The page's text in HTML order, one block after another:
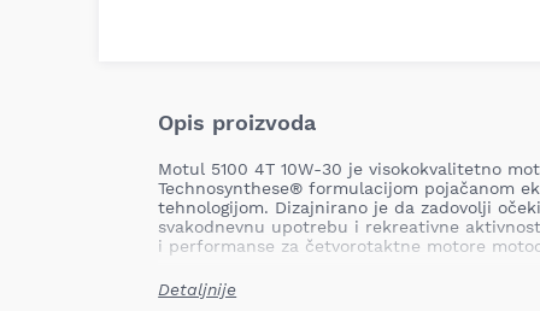
Opis proizvoda
Motul 5100 4T 10W-30 je visokokvalitetno
Technosynthese® formulacijom pojačanom
tehnologijom. Dizajnirano je da zadovolji
svakodnevnu upotrebu i rekreativne
i performanse za četvorotaktne motore
Ključne prednosti:
Detaljnije